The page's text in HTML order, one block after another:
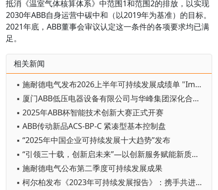
抵消《温室气体核算体系》中范围1和范围2的排放，以实现
2030年ABB自身运营中碳中和（以2019年为基准）的目标。
2021年底，ABB董事会审议认定这一条件的各项要求均已满
足。
相关新闻
▪ 施耐德电气发布2026上半年可持续发展成绩单 "Impact 2030"路线图开局稳健
▪ 厦门ABB低压电器设备有限公司与华峰集团深化合作，共谱新篇章
▪ 2025年ABB杯智能技术创新大赛正式开赛
▪ ABB传动新品ACS-BP-C 紧凑型基本控制盘
▪ “2025年中国企业可持续发展十大趋势”发布
▪ “引领三十载，创新启未来”—以创新服务赋能新质生产力高质量发展活动
▪ 施耐德电气公布第二季度可持续发展成果
▪ 柯尔柏发布《2023年可持续发展报告》：携手共进，实现可持续